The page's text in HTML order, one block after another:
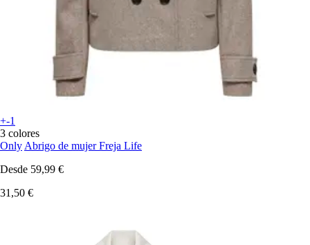
+-1
3 colores
Only Abrigo de mujer Freja Life
Desde 59,99 €
31,50 €